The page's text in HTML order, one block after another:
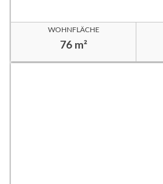
WOHNFLÄCHE
76 m²